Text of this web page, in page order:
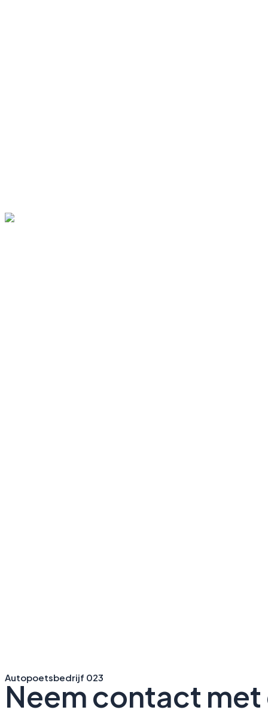
Autopoetsbedrijf 023
Neem contact met